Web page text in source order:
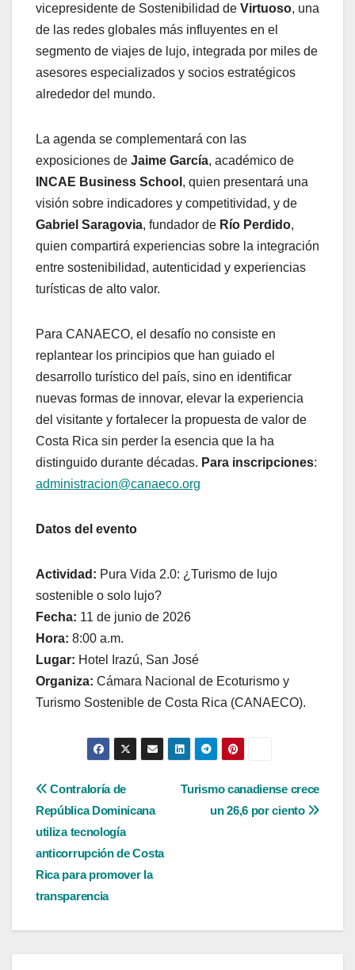
vicepresidente de Sostenibilidad de Virtuoso, una
de las redes globales más influyentes en el
segmento de viajes de lujo, integrada por miles de
asesores especializados y socios estratégicos
alrededor del mundo.
La agenda se complementará con las
exposiciones de Jaime García, académico de
INCAE Business School , quien presentará una
visión sobre indicadores y competitividad, y de
Gabriel Saragovia, fundador de Río Perdido,
quien compartirá experiencias sobre la integración
entre sostenibilidad, autenticidad y experiencias
turísticas de alto valor.
Para CANAECO, el desafío no consiste en
replantear los principios que han guiado el
desarrollo turístico del país, sino en identificar
nuevas formas de innovar, elevar la experiencia
del visitante y fortalecer la propuesta de valor de
Costa Rica sin perder la esencia que la ha
distinguido durante décadas. Para inscripciones:
administracion@canaeco.org
Datos del evento
Actividad: Pura Vida 2.0: ¿Turismo de lujo
sostenible o solo lujo?
Fecha: 11 de junio de 2026
Hora: 8:00 a.m.
Lugar: Hotel Irazú, San José
Organiza: Cámara Nacional de Ecoturismo y
Turismo Sostenible de Costa Rica (CANAECO).
Navegación
de
entradas
Turismo canadiense crece
un 26,6 por ciento
Contraloría de
República Dominicana
utiliza tecnología
anticorrupción de Costa
Rica para promover la
transparencia